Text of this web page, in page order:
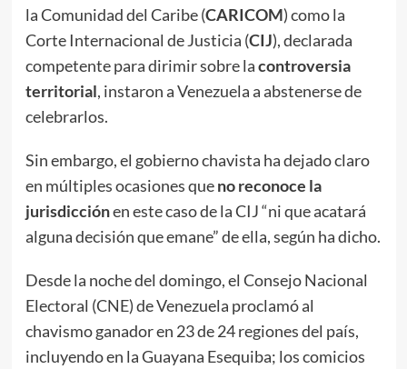
la Comunidad del Caribe (CARICOM) como la
Corte Internacional de Justicia (CIJ), declarada
competente para dirimir sobre lacontroversia
territorial, instaron a Venezuela a abstenerse de
celebrarlos.
Sin embargo, el gobierno chavista ha dejado claro
en múltiples ocasiones queno reconoce la
jurisdicciónen este caso de la CIJ “ni que acatará
alguna decisión que emane” de ella, según ha dicho.
Desde la noche del domingo, el Consejo Nacional
Electoral (CNE) de Venezuela proclamó al
chavismo ganador en 23 de 24 regiones del país,
incluyendo en la Guayana Esequiba; los comicios